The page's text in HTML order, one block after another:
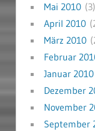
Mai 2010(3)
April 2010
März 2010
Februar
Januar 2010
Dezember
November
September